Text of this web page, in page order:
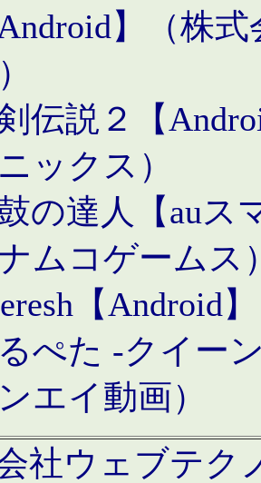
Android】（株
伝説２【
ックス）
の達人【auス
ムコゲームス
【Android
ぺた -クイー
エイ動画）
社ウェブテク